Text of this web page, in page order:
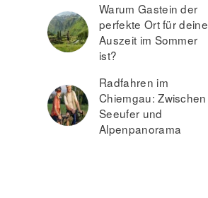
Warum Gastein der
perfekte Ort für deine
Auszeit im Sommer
ist?
Radfahren im
Chiemgau: Zwischen
Seeufer und
Alpenpanorama